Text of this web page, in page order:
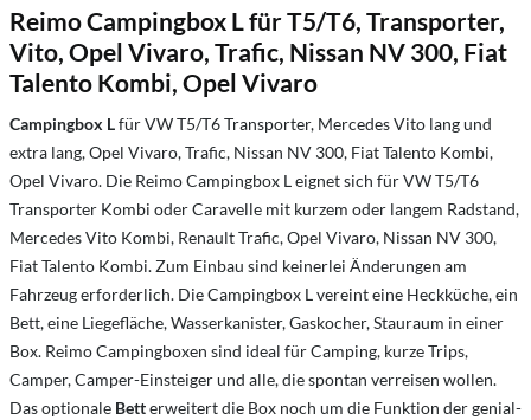
Reimo Campingbox L für T5/T6, Transporter,
Vito, Opel Vivaro, Trafic, Nissan NV 300, Fiat
Talento Kombi, Opel Vivaro
Campingbox Lfür VW T5/T6 Transporter, Mercedes Vito lang und
extra lang, Opel Vivaro, Trafic, Nissan NV 300, Fiat Talento Kombi,
Opel Vivaro. Die Reimo Campingbox L eignet sich für VW T5/T6
Transporter Kombi oder Caravelle mit kurzem oder langem Radstand,
Mercedes Vito Kombi, Renault Trafic, Opel Vivaro, Nissan NV 300,
Fiat Talento Kombi. Zum Einbau sind keinerlei Änderungen am
Fahrzeug erforderlich. Die Campingbox L vereint eine Heckküche, ein
Bett, eine Liegefläche, Wasserkanister, Gaskocher, Stauraum in einer
Box. Reimo Campingboxen sind ideal für Camping, kurze Trips,
Camper, Camper-Einsteiger und alle, die spontan verreisen wollen.
Das optionale Betterweitert die Box noch um die Funktion der genial-